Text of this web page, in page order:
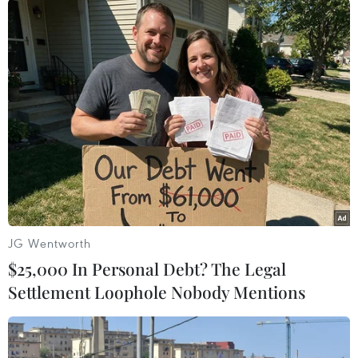
#Đảng LDP #Bầu cử Nhật Bản
#Quốc hội Nhật Bản
Nhật Bản
Theo dõi VietnamPlus
JG Wentworth
$25,000 In Personal Debt? The Legal
Settlement Loophole Nobody Mentions